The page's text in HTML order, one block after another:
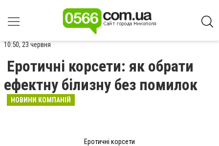
10:50, 23 червня
Еротичні корсети: як обрати
ефектну білизну без помилок
НОВИНИ КОМПАНІЙ
Еротичні корсети